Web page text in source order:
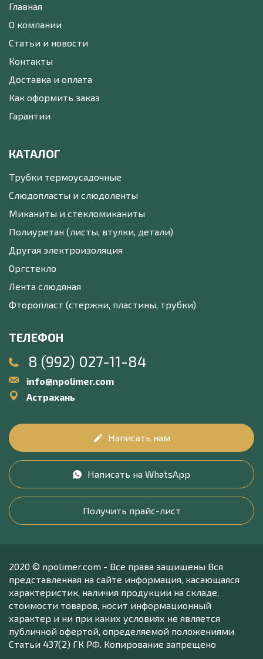
Главная
О компании
Статьи и новости
Контакты
Доставка и оплата
Как оформить заказ
Гарантии
КАТАЛОГ
Трубки термоусадочные
Слюдопласты и слюдоленты
Миканиты и стекломиканиты
Полиуретан (листы, втулки, детали)
Другая электроизоляция
Оргстекло
Лента слюдяная
Фторопласт (стержни, пластины, трубки)
ТЕЛЕФОН
8 (992) 027-11-84
info@npolimer.com
Астрахань
Написать нам
Написать на WhatsApp
Получить прайс-лист
2020 © npolimer.com - Все права защищены Вся
представленная на сайте информация, касающаяся
характеристик, наличия продукции на складе,
стоимости товаров, носит информационный
характер и ни при каких условиях не является
публичной офертой, определяемой положениями
Статьи 437(2) ГК РФ. Копирование запрещено